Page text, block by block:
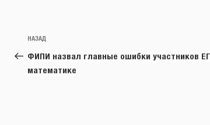
Навигация
по
записям
Предыдущая
запись:
НАЗАД
ФИПИ назвал главные ошибки участников
математике